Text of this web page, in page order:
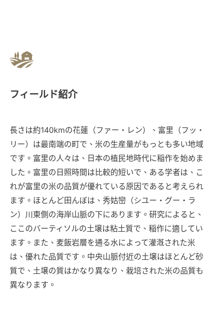
フィールド紹介
長さは約140kmの花蓮（ファー・レン）、富里（フッ・
リー）は最南端の町で、米の生産量がもっとも多い地域
です。富里の人々は、日本の植民地時代に稲作を始めま
した。富里の日照時間は比較的短いで、ある学者は、こ
れが富里の米の品質が優れている原因であると考えられ
ます。ほとんど田んぼは、秀姑巒（シユー・グー・ラ
ン）川東側の海岸山脈の下にあります。研究によると、
ここのバーティソルの土壌は粘土質で、稲作に適してい
ます。また、麦飯岩層を通る水によって灌漑された米
は、優れた品質です。中央山脈付近の土壌はほとんど砂
質で、土壌の質はかなり異なり、栽培された米の品質も
異なります。